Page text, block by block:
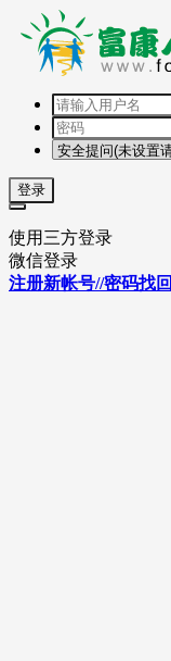
登录
使用三方登录
微信登录
注册新帐号//密码找回